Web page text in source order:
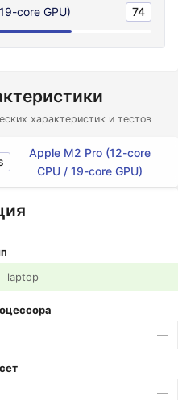
core GPU) 74
характеристик и тестов
Apple M2 Pro (12-core
CPU / 19-core GPU)
laptop
—
—